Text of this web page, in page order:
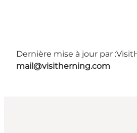
Dernière mise à jour par :
mail@visitherning.com